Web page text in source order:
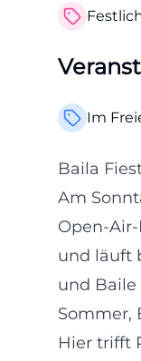
Im
Baila
Am
Open-
und läuft
und
Sommer,
Hier trifft